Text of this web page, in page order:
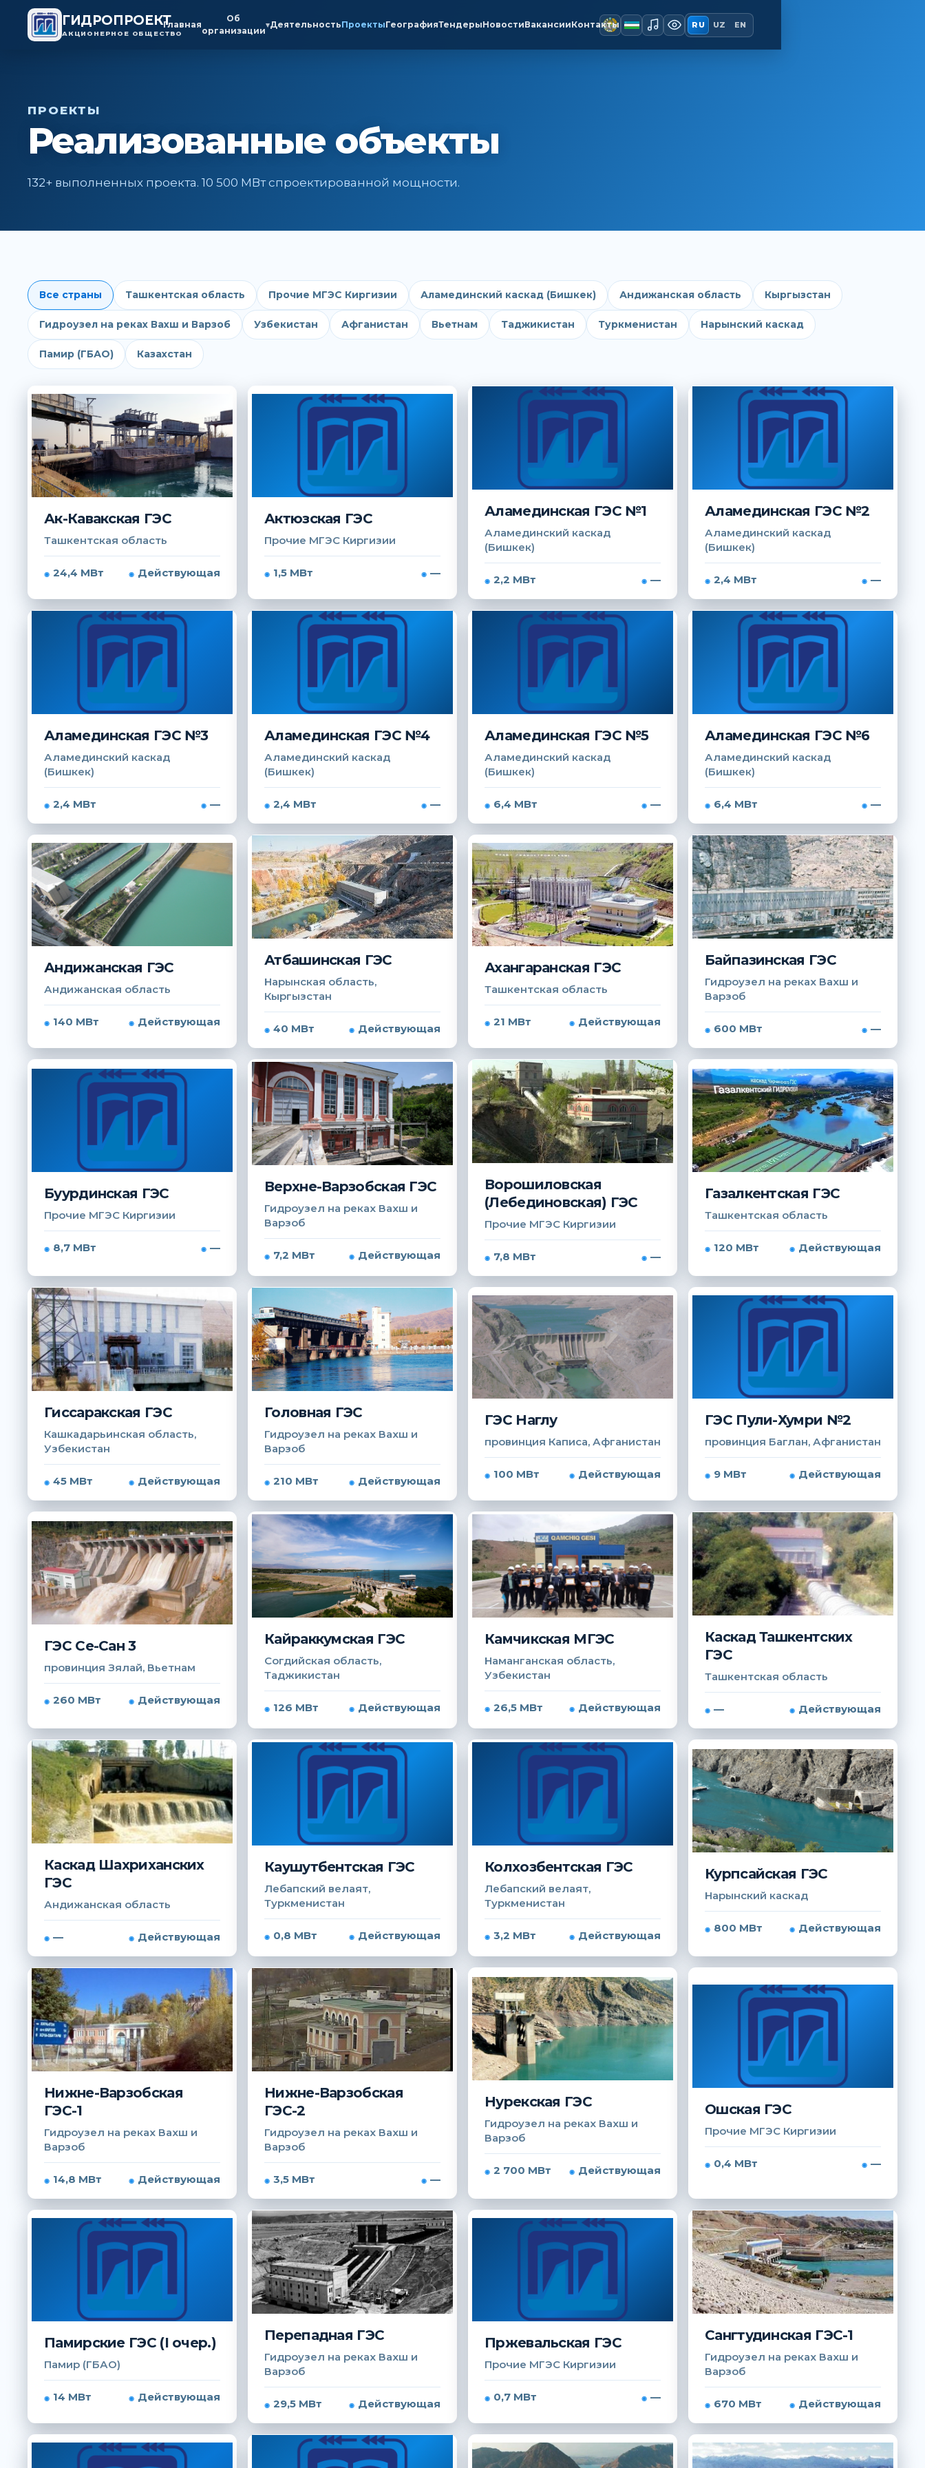
ГИДРОПРОЕКТ
АКЦИОНЕРНОЕ ОБЩЕСТВО
Главная
Об
организации
▾ДеятельностьПроектыГеографияТендерыНовостиВакансииКонтакты RU UZ EN
ПРОЕКТЫ
Реализованные объекты
132+ выполненных проекта. 10 500 МВт спроектированной мощности.
Все страны Ташкентская область Прочие МГЭС Киргизии Аламединский каскад (Бишкек) Андижанская область Кыргызстан
Гидроузел на реках Вахш и Варзоб Узбекистан Афганистан Вьетнам Таджикистан Туркменистан Нарынский каскад
Памир (ГБАО) Казахстан
Ак-Кавакская ГЭС
Ташкентская область
24,4 МВт Действующая
Актюзская ГЭС
Прочие МГЭС Киргизии
1,5 МВт —
Аламединская ГЭС №1
Аламединский каскад
(Бишкек)
2,2 МВт —
Аламединская ГЭС №2
Аламединский каскад
(Бишкек)
2,4 МВт —
Аламединская ГЭС №3
Аламединский каскад
(Бишкек)
2,4 МВт —
Аламединская ГЭС №4
Аламединский каскад
(Бишкек)
2,4 МВт —
Аламединская ГЭС №5
Аламединский каскад
(Бишкек)
6,4 МВт —
Аламединская ГЭС №6
Аламединский каскад
(Бишкек)
6,4 МВт —
Андижанская ГЭС
Андижанская область
140 МВт Действующая
Атбашинская ГЭС
Нарынская область,
Кыргызстан
40 МВт Действующая
Ахангаранская ГЭС
Ташкентская область
21 МВт Действующая
Байпазинская ГЭС
Гидроузел на реках Вахш и
Варзоб
600 МВт —
Буурдинская ГЭС
Прочие МГЭС Киргизии
8,7 МВт —
Верхне-Варзобская ГЭС
Гидроузел на реках Вахш и
Варзоб
7,2 МВт Действующая
Ворошиловская
(Лебединовская) ГЭС
Прочие МГЭС Киргизии
7,8 МВт —
Газалкентская ГЭС
Ташкентская область
120 МВт Действующая
Гиссаракская ГЭС
Кашкадарьинская область,
Узбекистан
45 МВт Действующая
Головная ГЭС
Гидроузел на реках Вахш и
Варзоб
210 МВт Действующая
ГЭС Наглу
провинция Каписа, Афганистан
100 МВт Действующая
ГЭС Пули-Хумри №2
провинция Баглан, Афганистан
9 МВт Действующая
ГЭС Се-Сан 3
провинция Зялай, Вьетнам
260 МВт Действующая
Кайраккумская ГЭС
Согдийская область,
Таджикистан
126 МВт Действующая
Камчикская МГЭС
Наманганская область,
Узбекистан
26,5 МВт Действующая
Каскад Ташкентских
ГЭС
Ташкентская область
— Действующая
Каскад Шахриханских
ГЭС
Андижанская область
— Действующая
Каушутбентская ГЭС
Лебапский велаят,
Туркменистан
0,8 МВт Действующая
Колхозбентская ГЭС
Лебапский велаят,
Туркменистан
3,2 МВт Действующая
Курпсайская ГЭС
Нарынский каскад
800 МВт Действующая
Нижне-Варзобская
ГЭС-1
Гидроузел на реках Вахш и
Варзоб
14,8 МВт Действующая
Нижне-Варзобская
ГЭС-2
Гидроузел на реках Вахш и
Варзоб
3,5 МВт —
Нурекская ГЭС
Гидроузел на реках Вахш и
Варзоб
2 700 МВт Действующая
Ошская ГЭС
Прочие МГЭС Киргизии
0,4 МВт —
Памирские ГЭС (I очер.)
Памир (ГБАО)
14 МВт Действующая
Перепадная ГЭС
Гидроузел на реках Вахш и
Варзоб
29,5 МВт Действующая
Пржевальская ГЭС
Прочие МГЭС Киргизии
0,7 МВт —
Сангтудинская ГЭС-1
Гидроузел на реках Вахш и
Варзоб
670 МВт Действующая